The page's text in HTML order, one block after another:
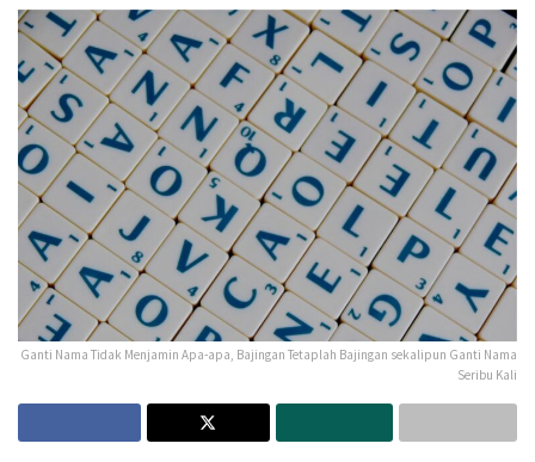
Ganti Nama Tidak Menjamin Apa-apa, Bajingan Tetaplah Bajingan sekalipun Ganti Nama
Seribu Kali